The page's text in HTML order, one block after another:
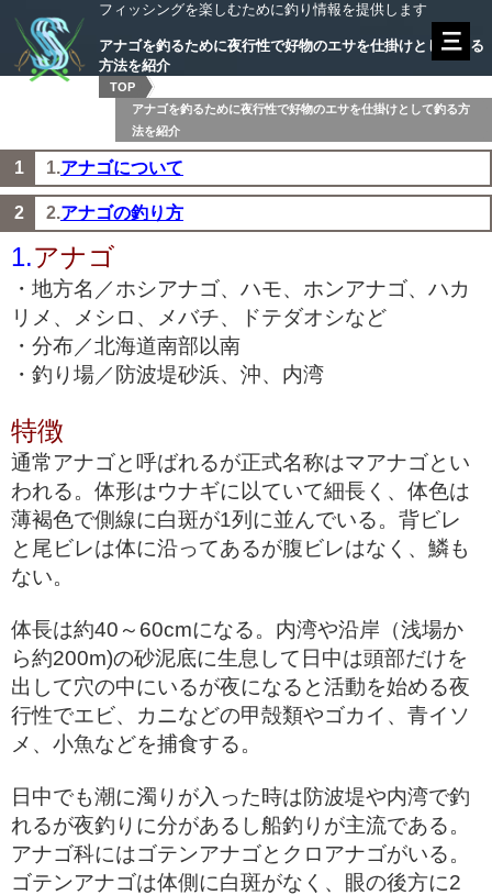
フィッシングを楽しむために釣り情報を提供します
アナゴを釣るために夜行性で好物のエサを仕掛けとして釣る
方法を紹介
TOP
アナゴを釣るために夜行性で好物のエサを仕掛けとして釣る方
法を紹介
1.アナゴについて
2.アナゴの釣り方
1.アナゴ
・地方名／ホシアナゴ、ハモ、ホンアナゴ、ハカ
リメ、メシロ、メバチ、ドテダオシなど
・分布／北海道南部以南
・釣り場／防波堤砂浜、沖、内湾
特徴
通常アナゴと呼ばれるが正式名称はマアナゴとい
われる。体形はウナギに以ていて細長く、体色は
薄褐色で側線に白斑が1列に並んでいる。背ビレ
と尾ビレは体に沿ってあるが腹ビレはなく、鱗も
ない。
体長は約40～60cmになる。内湾や沿岸（浅場か
ら約200m)の砂泥底に生息して日中は頭部だけを
出して穴の中にいるが夜になると活動を始める夜
行性でエビ、カニなどの甲殻類やゴカイ、青イソ
メ、小魚などを捕食する。
日中でも潮に濁りが入った時は防波堤や内湾で釣
れるが夜釣りに分があるし船釣りが主流である。
アナゴ科にはゴテンアナゴとクロアナゴがいる。
ゴテンアナゴは体側に白斑がなく、眼の後方に2